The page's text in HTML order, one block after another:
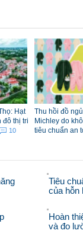
Hạt
đô thị tri
10
Thu hồi đồ
Michley do
tiêu chuẩn an
Tiêu
của hỗn
Hoàn
và đo